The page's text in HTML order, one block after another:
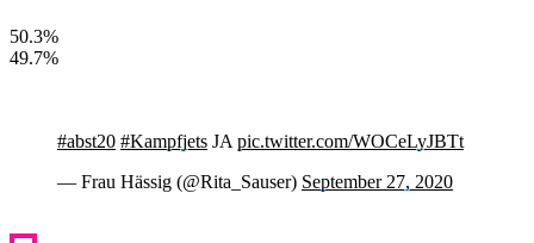
50.3%
49.7%
#abst20 #Kampfjets JA pic.twitter.com/WOCeLyJBTt
— Frau Hässig (@Rita_Sauser) September 27, 2020